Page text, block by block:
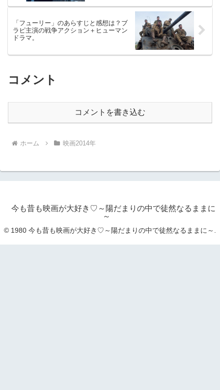
「フューリー」のあらすじと感想は？ブ
ラピ主演の戦争アクション＋ヒューマン
ドラマ。
コメント
コメントを書き込む
ホーム 映画2014年
今も昔も映画が大好き♡～陽だまりの中で徒然なるままに
～
© 1980 今も昔も映画が大好き♡～陽だまりの中で徒然なるままに～.